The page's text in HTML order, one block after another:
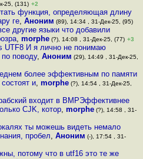
25, (131) +2
функция, определяющая длину
ге, Аноним (89), 14:34 , 31-Дек-25, (95)
другие языки что добавили
,morphe (?), 14:08 , 31-Дек-25, (77) +3
UTF8 И я лично не понимаю
поводу, Аноним (29), 14:49 , 31-Дек-25,
более эффективным по памяти
и, morphe(?), 14:54 , 31-Дек-25,
входит в BMPЭффективнее
CJK, котор,morphe (?), 14:58 , 31-
ты можешь видеть немало
пробел, Аноним (-), 17:54 , 31-
потому что в utf16 это те же